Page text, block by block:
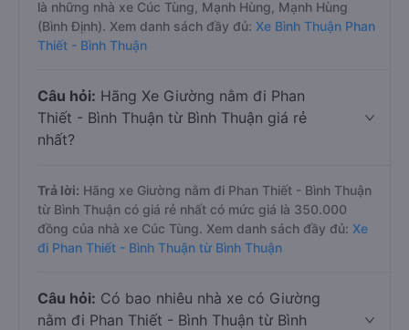
là những nhà xe Cúc Tùng, Mạnh Hùng, Mạnh Hùng
(Bình Định). Xem danh sách đầy đủ: Xe Bình Thuận Phan
Thiết - Bình Thuận
Câu hỏi: Hãng Xe Giường nằm đi Phan
Thiết - Bình Thuận từ Bình Thuận giá rẻ
nhất?
Trả lời: Hãng xe Giường nằm đi Phan Thiết - Bình Thuận
từ Bình Thuận có giá rẻ nhất có mức giá là 350.000
đồng của nhà xe Cúc Tùng. Xem danh sách đầy đủ: Xe
đi Phan Thiết - Bình Thuận từ Bình Thuận
Câu hỏi: Có bao nhiêu nhà xe có Giường
nằm đi Phan Thiết - Bình Thuận từ Bình